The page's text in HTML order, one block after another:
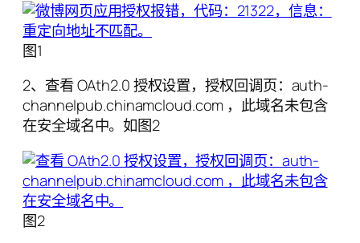
图1
2、查看 OAth2.0 授权设置，授权回调页：auth-
channelpub.chinamcloud.com ，此域名未包含
在安全域名中。如图2
图2